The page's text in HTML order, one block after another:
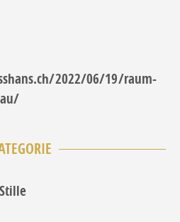
2022/06/19/raum-